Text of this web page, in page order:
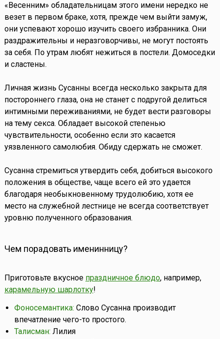
«Весенним» обладательницам этого имени нередко не
везет в первом браке, хотя, прежде чем выйти замуж,
они успевают хорошо изучить своего избранника. Они
раздражительны и неразговорчивы, не могут постоять
за себя. По утрам любят нежиться в постели. Домоседки
и сластены.
Личная жизнь Сусанны всегда несколько закрыта для
постороннего глаза, она не станет с подругой делиться
интимными переживаниями, не будет вести разговоры
на тему секса. Обладает высокой степенью
чувствительности, особенно если это касается
уязвленного самолюбия. Обиду сдержать не сможет.
Сусанна стремиться утвердить себя, добиться высокого
положения в обществе, чаще всего ей это удается
благодаря необыкновенному трудолюбию, хотя ее
место на служебной лестнице не всегда соответствует
уровню полученного образования.
Чем порадовать именинницу?
Приготовьте вкусное праздничное блюдо, например,
карамельную шарлотку!
Фоносемантика: Слово Сусанна производит
впечатление чего-то простого.
Талисман: Лилия